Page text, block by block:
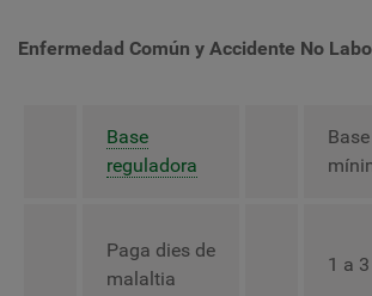
Enfermedad Común y Accidente No
Base
reguladora
Paga dies de
malaltia
1 a 3